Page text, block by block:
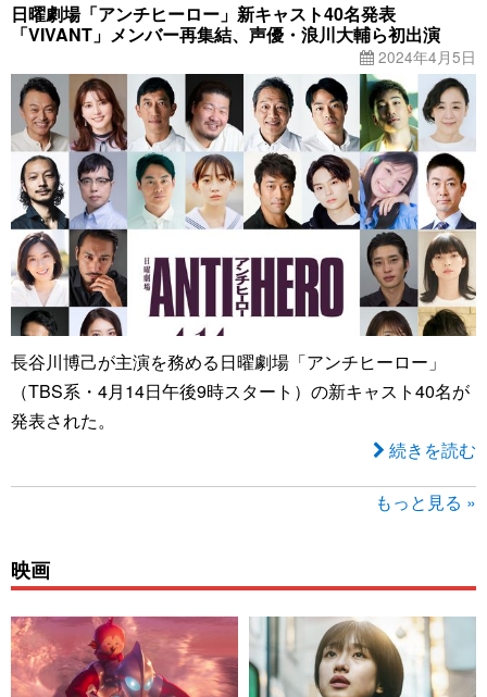
日曜劇場「アンチヒーロー」新キャスト40名発表
「VIVANT」メンバー再集結、声優・浪川大輔ら初出演
2024年4月5日
長谷川博己が主演を務める日曜劇場「アンチヒーロー」
（TBS系・4月14日午後9時スタート）の新キャスト40名が
発表された。
続きを読む
もっと見る »
映画